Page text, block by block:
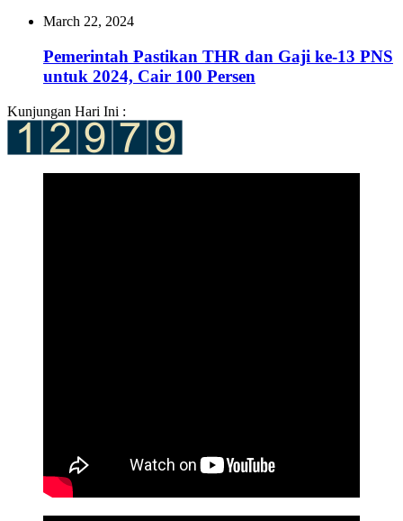
March 22, 2024
Pemerintah Pastikan THR dan Gaji ke-13 PNS
untuk 2024, Cair 100 Persen
Kunjungan Hari Ini :